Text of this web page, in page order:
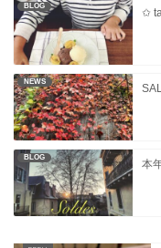
BLOG
✩
NEWS
BLOG
本